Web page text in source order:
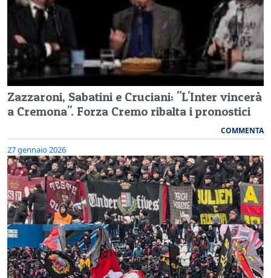
Zazzaroni, Sabatini e Cruciani: "L'Inter vincerà
a Cremona". Forza Cremo ribalta i pronostici
COMMENTA
27 gennaio 2026